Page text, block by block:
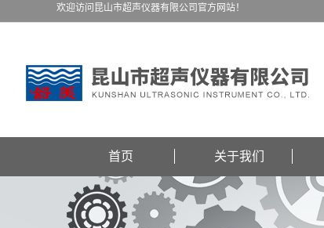
欢迎访问昆山市超声仪器有限公司官方网站！
首页 关于我们